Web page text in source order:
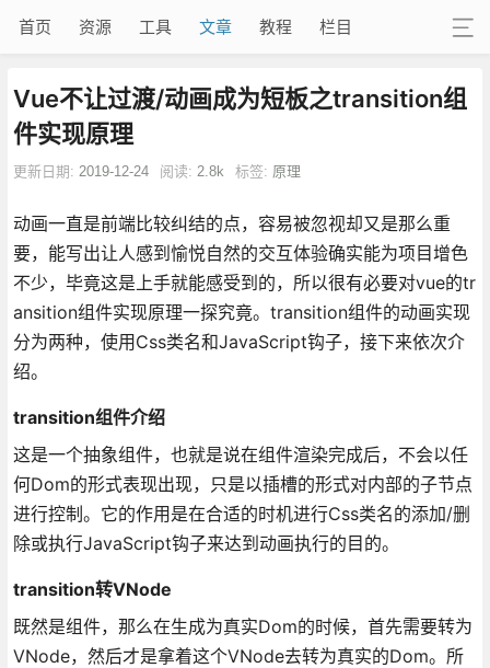
首页 资源 工具 文章 教程 栏目
Vue不让过渡/动画成为短板之transition组
件实现原理
更新日期: 2019-12-24 阅读: 2.8k 标签: 原理
动画一直是前端比较纠结的点，容易被忽视却又是那么重
要，能写出让人感到愉悦自然的交互体验确实能为项目增色
不少，毕竟这是上手就能感受到的，所以很有必要对vue的tr
ansition组件实现原理一探究竟。transition组件的动画实现
分为两种，使用Css类名和JavaScript钩子，接下来依次介
绍。
transition组件介绍
这是一个抽象组件，也就是说在组件渲染完成后，不会以任
何Dom的形式表现出现，只是以插槽的形式对内部的子节点
进行控制。它的作用是在合适的时机进行Css类名的添加/删
除或执行JavaScript钩子来达到动画执行的目的。
transition转VNode
既然是组件，那么在生成为真实Dom的时候，首先需要转为
VNode，然后才是拿着这个VNode去转为真实的Dom。所